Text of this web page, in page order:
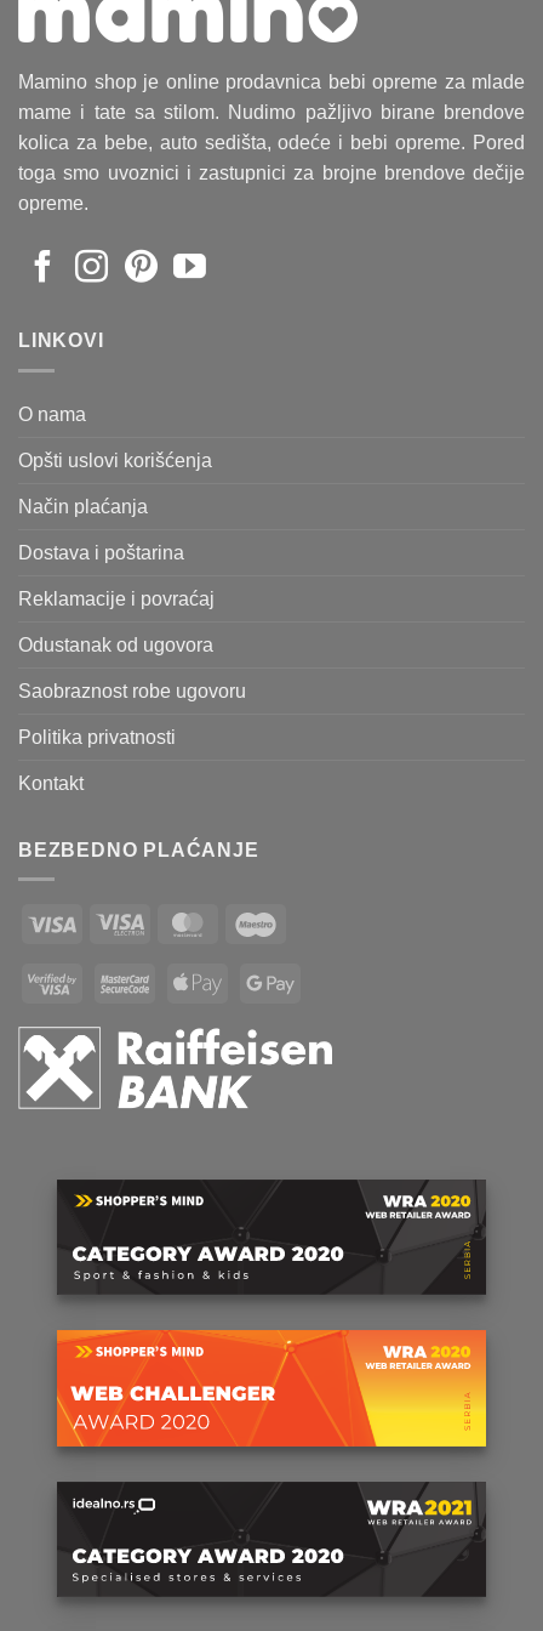
Mamino shop je online prodavnica bebi opreme za mlade
mame i tate sa stilom. Nudimo pažljivo birane brendove
kolica za bebe, auto sedišta, odeće i bebi opreme. Pored
toga smo uvoznici i zastupnici za brojne brendove dečije
opreme.
LINKOVI
O nama
Opšti uslovi korišćenja
Način plaćanja
Dostava i poštarina
Reklamacije i povraćaj
Odustanak od ugovora
Saobraznost robe ugovoru
Politika privatnosti
Kontakt
BEZBEDNO PLAĆANJE
Visa
Visa
MasterCard
Visa
MasterCardApple
Google